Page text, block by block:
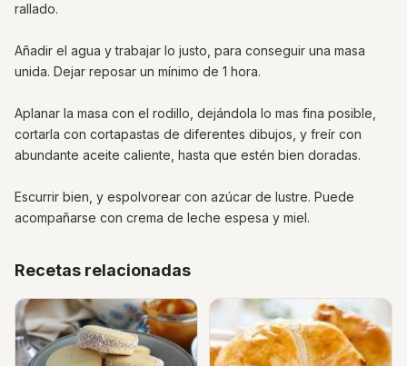
rallado.
Añadir el agua y trabajar lo justo, para conseguir una masa
unida. Dejar reposar un mínimo de 1 hora.
Aplanar la masa con el rodillo, dejándola lo mas fina posible,
cortarla con cortapastas de diferentes dibujos, y freír con
abundante aceite caliente, hasta que estén bien doradas.
Escurrir bien, y espolvorear con azúcar de lustre. Puede
acompañarse con crema de leche espesa y miel.
Recetas relacionadas